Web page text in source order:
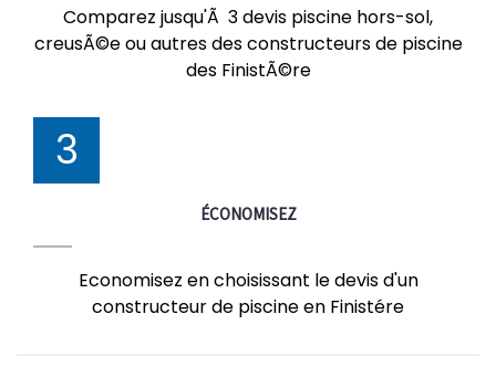
Comparez jusqu'Ã 3 devis piscine hors-sol,
creusÃ©e ou autres des constructeurs de piscine
des FinistÃ©re
3
ÉCONOMISEZ
Economisez en choisissant le devis d'un
constructeur de piscine en Finistére